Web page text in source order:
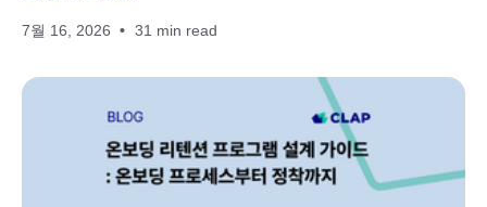
7월 16, 2026 31 min read